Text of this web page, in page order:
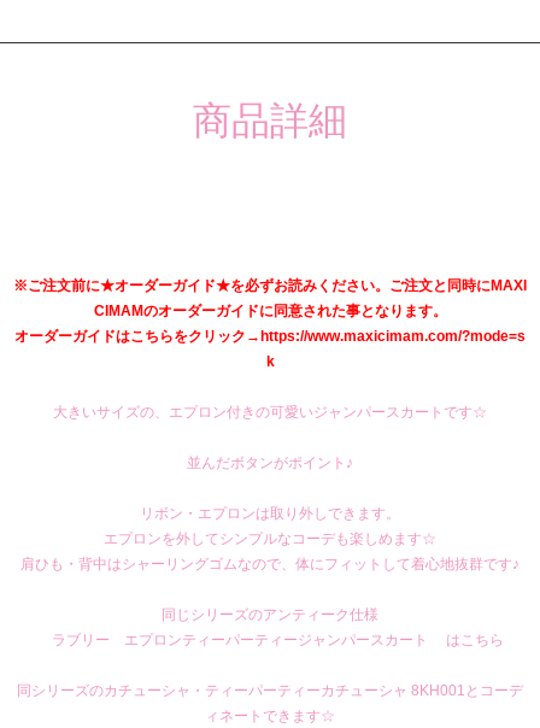
商品詳細
※ご注文前に★オーダーガイド★を必ずお読みください。ご注文と同時にMAXI
CIMAMのオーダーガイドに同意された事となります。
オーダーガイドはこちらをクリック→https://www.maxicimam.com/?mode=s
k
大きいサイズの、エプロン付きの可愛いジャンパースカートです☆
並んだボタンがポイント♪
リボン・エプロンは取り外しできます。
エプロンを外してシンプルなコーデも楽しめます☆
肩ひも・背中はシャーリングゴムなので、体にフィットして着心地抜群です♪
同じシリーズのアンティーク仕様
ラブリー エプロンティーパーティージャンパースカート はこちら
同シリーズのカチューシャ・ ティーパーティーカチューシャ 8KH001 とコーデ
ィネートできます☆